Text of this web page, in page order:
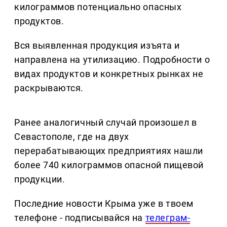
килограммов потенциально опасных
продуктов.
Вся выявленная продукция изъята и
направлена на утилизацию. Подробности о
видах продуктов и конкретных рынках не
раскрываются.
Ранее аналогичный случай произошел в
Севастополе, где на двух
перерабатывающих предприятиях нашли
более 740 килограммов опасной пищевой
продукции.
Последние новости Крыма уже в твоем
телефоне - подписывайся на телеграм-